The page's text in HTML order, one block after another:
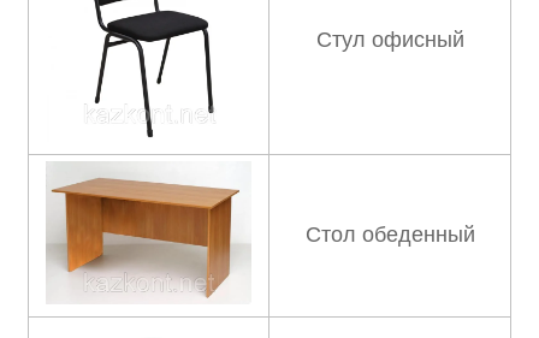
Стул офисный
Стол обеденный